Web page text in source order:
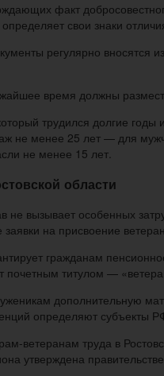
факт
свои знаки
регулярно вносятся
время должны
трудился долгие
не менее 25 лет — для
не менее 15 лет.
области
не вызывает особенных
на присвоение
гражданам
почетным титулом —
дополнительную
определяют субъекты
ветеранам труда в
утверждена